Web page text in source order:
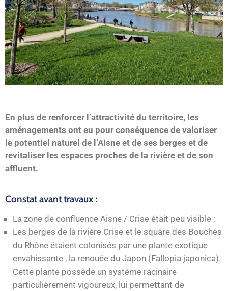
En plus de renforcer l’attractivité du territoire, les
aménagements ont eu pour conséquence de valoriser
le potentiel naturel de l’Aisne et de ses berges et de
revitaliser les espaces proches de la rivière et de son
affluent.
Constat avant travaux :
La zone de confluence Aisne / Crise était peu visible ;
Les berges de la rivière Crise et le square des Bouches
du Rhône étaient colonisés par une plante exotique
envahissante , la renouée du Japon (Fallopia japonica).
Cette plante possède un système racinaire
particulièrement vigoureux, lui permettant de